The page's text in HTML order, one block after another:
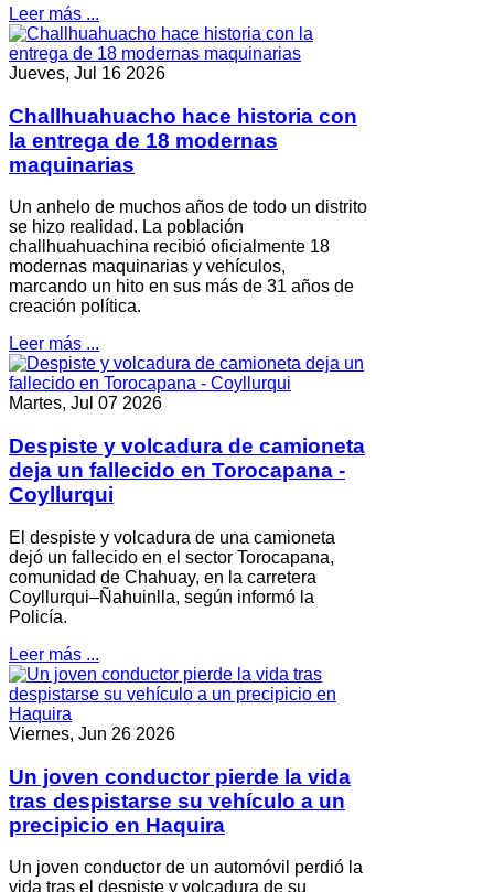
Leer más ...
Jueves, Jul 16 2026
Challhuahuacho hace historia con
la entrega de 18 modernas
maquinarias
Un anhelo de muchos años de todo un distrito
se hizo realidad. La población
challhuahuachina recibió oficialmente 18
modernas maquinarias y vehículos,
marcando un hito en sus más de 31 años de
creación política.
Leer más ...
Martes, Jul 07 2026
Despiste y volcadura de camioneta
deja un fallecido en Torocapana -
Coyllurqui
El despiste y volcadura de una camioneta
dejó un fallecido en el sector Torocapana,
comunidad de Chahuay, en la carretera
Coyllurqui–Ñahuinlla, según informó la
Policía.
Leer más ...
Viernes, Jun 26 2026
Un joven conductor pierde la vida
tras despistarse su vehículo a un
precipicio en Haquira
Un joven conductor de un automóvil perdió la
vida tras el despiste y volcadura de su